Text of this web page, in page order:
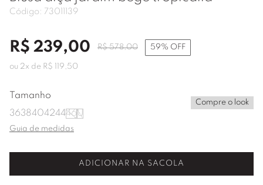
Código: 73011139
R$ 239,00 R$ 578,00 59% OFF
ou 2x de R$ 119 50
Tamanho
363840424446U
Compre o look
Guia de medidas
ADICIONAR NA SACOLA